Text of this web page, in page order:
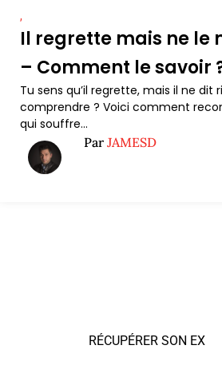
,
Il regrette mais ne le
– Comment le savoir
Tu sens qu’il regrette, mais il ne dit
comprendre ? Voici comment
qui souffre...
ParJAMESD
RÉCUPÉRER SON EX